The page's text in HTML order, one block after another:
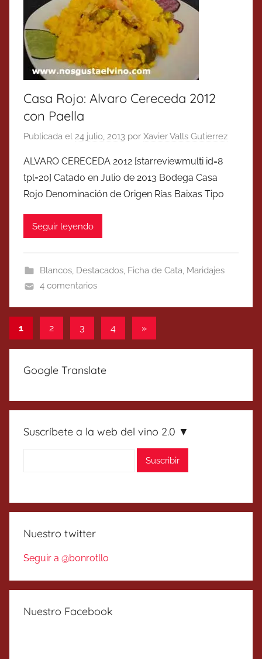
Casa Rojo: Alvaro Cereceda 2012
con Paella
Publicada el 24 julio, 2013 por Xavier Valls Gutierrez
ALVARO CERECEDA 2012 [starreviewmulti id=8
tpl=20] Catado en Julio de 2013 Bodega Casa
Rojo Denominación de Origen Rías Baixas Tipo
Seguir leyendo
Blancos, Destacados, Ficha de Cata, Maridajes
4 comentarios
Paginación
de
entradas
1 2 3 4
Entradas
»
Google Translate
Suscríbete a la web del vino 2.0 ▼
Nuestro twitter
Seguir a @bonrotllo
Nuestro Facebook